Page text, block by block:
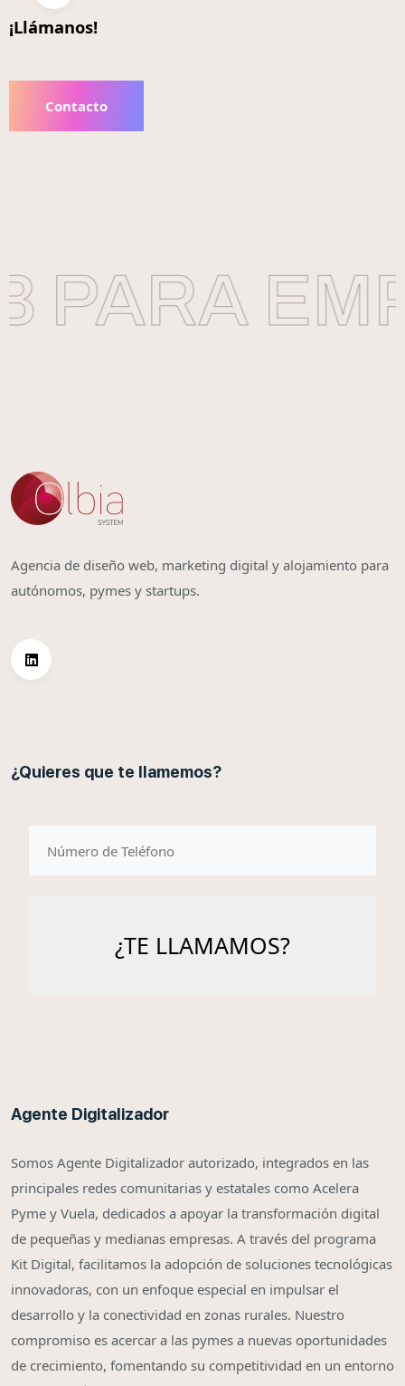
¡Llámanos!
Contacto
Agencia de diseño web, marketing digital y alojamiento para
autónomos, pymes y startups.
¿Quieres que te llamemos?
Agente Digitalizador
Somos Agente Digitalizador autorizado, integrados en las
principales redes comunitarias y estatales como Acelera
Pyme y Vuela, dedicados a apoyar la transformación digital
de pequeñas y medianas empresas. A través del programa
Kit Digital, facilitamos la adopción de soluciones tecnológicas
innovadoras, con un enfoque especial en impulsar el
desarrollo y la conectividad en zonas rurales. Nuestro
compromiso es acercar a las pymes a nuevas oportunidades
de crecimiento, fomentando su competitividad en un entorno